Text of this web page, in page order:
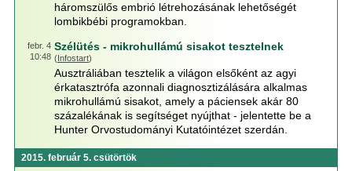
háromszülős embrió létrehozásának lehetőségét
lombikbébi programokban.
febr. 4
10:48
Szélütés - mikrohullámú sisakot tesztelnek
(Infostart)
Ausztráliában tesztelik a világon elsőként az agyi
érkatasztrófa azonnali diagnosztizálására alkalmas
mikrohullámú sisakot, amely a páciensek akár 80
százalékának is segítséget nyújthat - jelentette be a
Hunter Orvostudományi Kutatóintézet szerdán.
2015. február 5. csütörtök